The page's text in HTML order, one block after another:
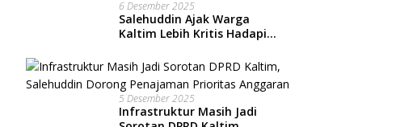
6 Desember 2025
Salehuddin Ajak Warga
Kaltim Lebih Kritis Hadapi
5 Desember 2025
Infrastruktur Masih Jadi